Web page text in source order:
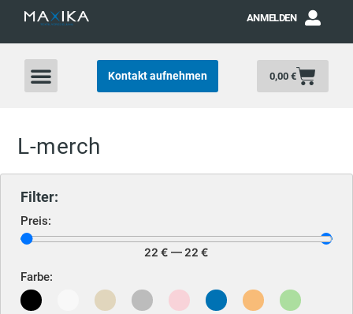
ANMELDEN
Kontakt aufnehmen 0,00 €
L-merch
Filter:
Preis:
22 € — 22 €
Farbe: